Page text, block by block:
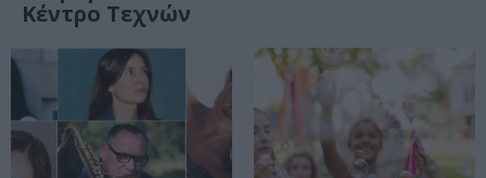
Κέντρο Τεχνών